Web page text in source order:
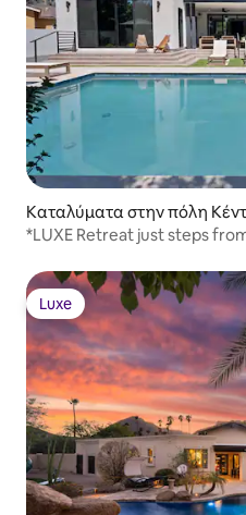
Καταλύματα στην πόλη
*LUXE Retreat just steps
Luxe
Luxe